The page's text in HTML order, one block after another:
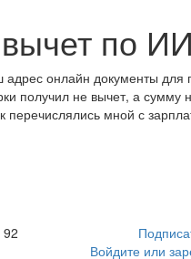
по
онлайн документы для
получил не вычет, а
мной с
92
Войдите или